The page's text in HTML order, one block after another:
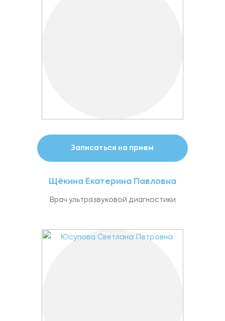
Записаться на прием
Щёкина Екатерина Павловна
Врач ультразвуковой диагностики